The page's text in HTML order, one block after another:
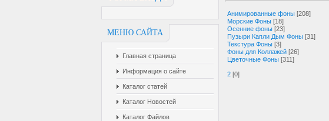
МЕНЮ САЙТА
Главная страница
Информация о сайте
Каталог статей
Каталог Новостей
Каталог Файлов
Анимированные фоны [208]
Морские Фоны [18]
Осенние фоны [23]
Пузыри Капли Дым Фоны [31]
Текстура Фоны [3]
Фоны для Коллажей [26]
Цветочные Фоны [311]
2 [0]